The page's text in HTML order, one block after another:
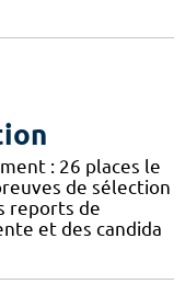
: 26 places le
de sélection
reports de
et des candida